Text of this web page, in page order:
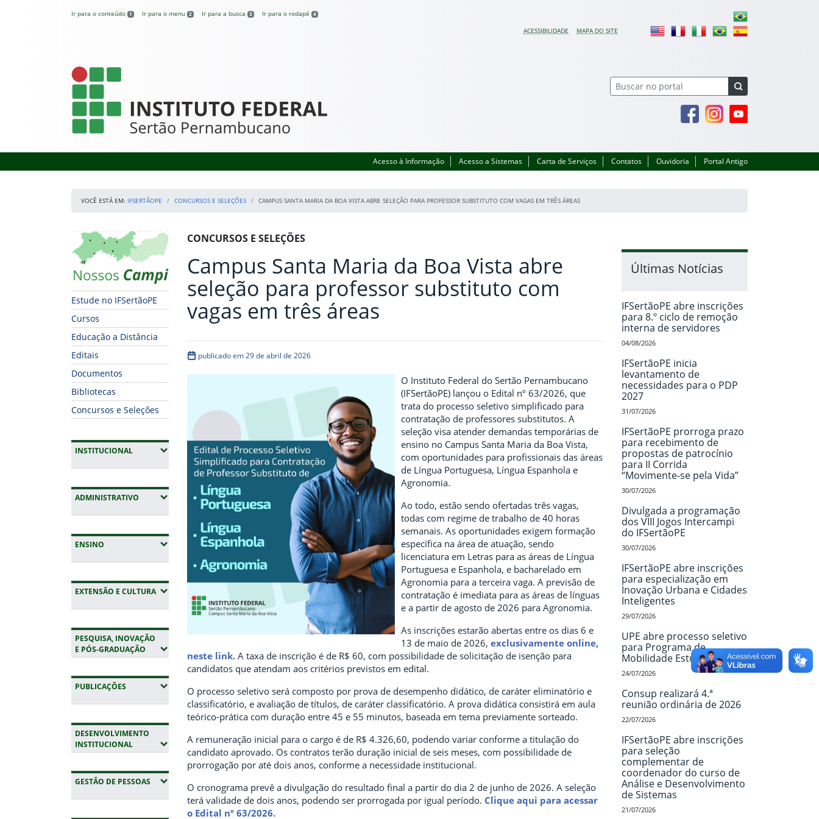
Ir para o conteúdo 1 Ir para o menu 2 Ir para a busca 3 Ir para o rodapé 4
ACESSIBILIDADE MAPA DO SITE
IFSertãoPE
FacebookInstagramYoutube
Acesso à Informação Acesso a Sistemas Carta de Serviços Contatos Ouvidoria Portal Antigo
VOCÊ ESTÁ EM: IFSERTÃOPE CONCURSOS E SELEÇÕES CAMPUS SANTA MARIA DA BOA VISTA ABRE SELEÇÃO PARA PROFESSOR SUBSTITUTO COM VAGAS EM TRÊS ÁREAS
Início da navegação
Mapa Campi
Estude no IFSertãoPE
Cursos
Educação a Distância
Editais
Documentos
Bibliotecas
Concursos e Seleções
INSTITUCIONAL(EXPANDIR SUBMENUS)
ADMINISTRATIVO (EXPANDIR SUBMENUS)
ENSINO (EXPANDIR SUBMENUS)
EXTENSÃO E CULTURA(EXPANDIR SUBMENUS)
PESQUISA, INOVAÇÃO
E PÓS-GRADUAÇÃO (EXPANDIR SUBMENUS)
PUBLICAÇÕES (EXPANDIR SUBMENUS)
DESENVOLVIMENTO
INSTITUCIONAL(EXPANDIR SUBMENUS)
GESTÃO DE PESSOAS (EXPANDIR SUBMENUS)
Início do conteúdo
CONCURSOS E SELEÇÕES
Campus Santa Maria da Boa Vista abre
seleção para professor substituto com
vagas em três áreas
publicado em 29 de abril de 2026
O Instituto Federal do Sertão Pernambucano
(IFSertãoPE) lançou o Edital nº 63/2026, que
trata do processo seletivo simplificado para
contratação de professores substitutos. A
seleção visa atender demandas temporárias de
ensino no Campus Santa Maria da Boa Vista,
com oportunidades para profissionais das áreas
de Língua Portuguesa, Língua Espanhola e
Agronomia.
Ao todo, estão sendo ofertadas três vagas,
todas com regime de trabalho de 40 horas
semanais. As oportunidades exigem formação
específica na área de atuação, sendo
licenciatura em Letras para as áreas de Língua
Portuguesa e Espanhola, e bacharelado em
Agronomia para a terceira vaga. A previsão de
contratação é imediata para as áreas de línguas
e a partir de agosto de 2026 para Agronomia.
As inscrições estarão abertas entre os dias 6 e
13 de maio de 2026,exclusivamente online,
neste link. A taxa de inscrição é de R$ 60, com possibilidade de solicitação de isenção para
candidatos que atendam aos critérios previstos em edital.
O processo seletivo será composto por prova de desempenho didático, de caráter eliminatório e
classificatório, e avaliação de títulos, de caráter classificatório. A prova didática consistirá em aula
teórico-prática com duração entre 45 e 55 minutos, baseada em tema previamente sorteado.
A remuneração inicial para o cargo é de R$ 4.326,60, podendo variar conforme a titulação do
candidato aprovado. Os contratos terão duração inicial de seis meses, com possibilidade de
prorrogação por até dois anos, conforme a necessidade institucional.
O cronograma prevê a divulgação do resultado final a partir do dia 2 de junho de 2026. A seleção
terá validade de dois anos, podendo ser prorrogada por igual período. Clique aqui para acessar
o Edital nº 63/2026.
Últimas Notícias
IFSertãoPE abre inscrições
para 8.º ciclo de remoção
interna de servidores
04/08/2026
IFSertãoPE inicia
levantamento de
necessidades para o PDP
2027
31/07/2026
IFSertãoPE prorroga prazo
para recebimento de
propostas de patrocínio
para II Corrida
“Movimente-se pela Vida”
30/07/2026
Divulgada a programação
dos VIII Jogos Intercampi
do IFSertãoPE
30/07/2026
IFSertãoPE abre inscrições
para especialização em
Inovação Urbana e Cidades
Inteligentes
29/07/2026
UPE abre processo seletivo
para Programa de
Mobilidade Estudantil
24/07/2026
Consup realizará 4.ª
reunião ordinária de 2026
22/07/2026
IFSertãoPE abre inscrições
para seleção
complementar de
coordenador do curso de
Análise e Desenvolvimento
de Sistemas
21/07/2026